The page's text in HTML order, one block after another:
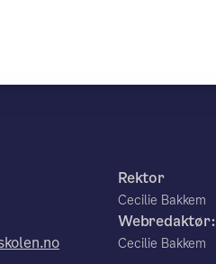
Rektor
Cecilie Bakkem
Webredaktør:
Cecilie Bakkem